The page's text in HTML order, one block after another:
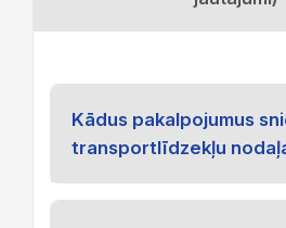
Kādus pakalpojumus
transportlīdzekļu